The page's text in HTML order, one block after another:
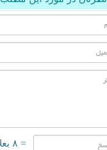
= ۸ بعلاوه ۵